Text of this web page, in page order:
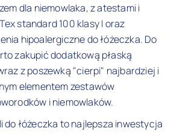
dla niemowlaka, z atestami i
standard 100 klasy I oraz
hipoalergiczne do łóżeczka. Do
zakupić dodatkową płaską
z poszewką "cierpi" najbardziej i
elementem zestawów
i niemowlaków.
do łóżeczka to najlepsza inwestycja